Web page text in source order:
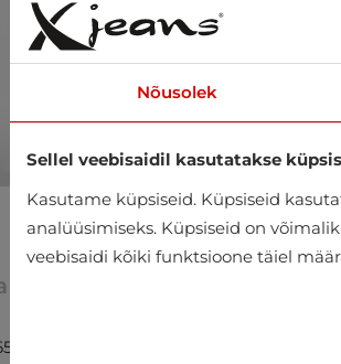
toode poest
Nõusolek
Sellel veebisaidil kasutatakse
Kasutame küpsiseid. Küpsiseid
analüüsimiseks. Küpsiseid on
veebisaidi kõiki funktsioone täiel